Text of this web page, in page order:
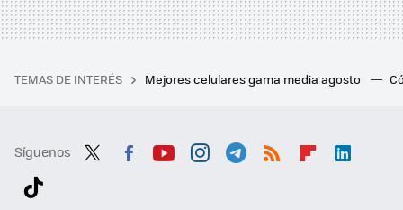
TEMAS DE INTERÉS Mejores celulares gama media agosto
Síguenos